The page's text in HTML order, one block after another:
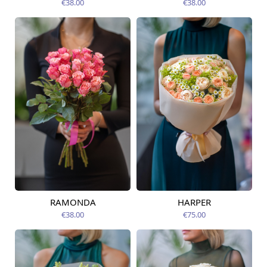
€38.00 €38.00
Pieejams šodien
RAMONDA
€38.00
Pieejams šodien
HARPER
€75.00